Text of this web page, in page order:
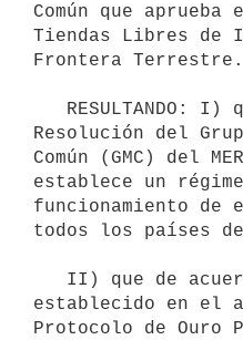
Común que aprueba
Tiendas Libres de
Frontera Terrestre.
Resolución del
Común (GMC) del
establece un
funcionamiento de
todos los países del
establecido en el
Protocolo de Ouro